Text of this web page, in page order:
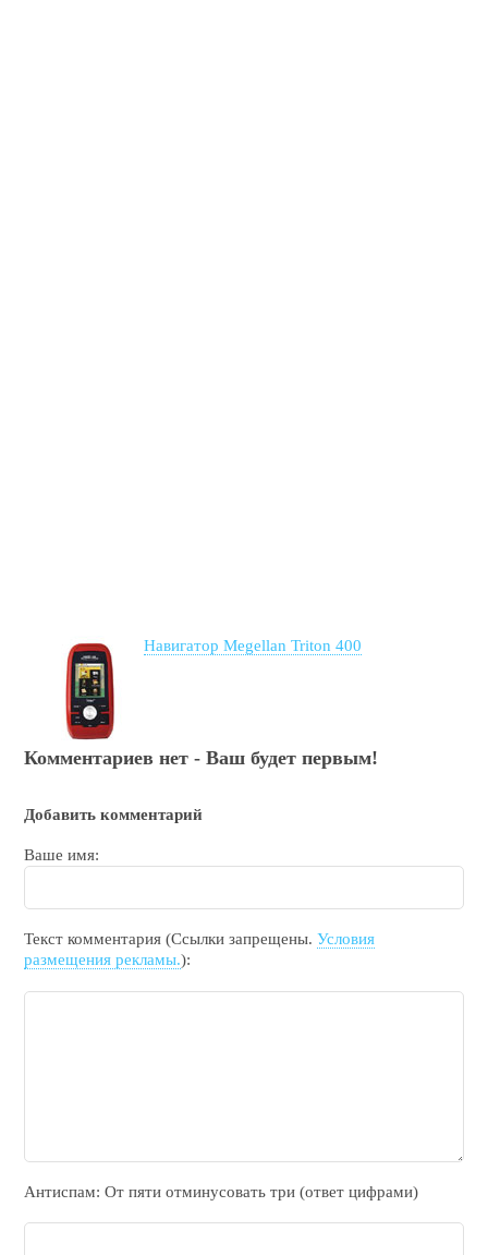
Навигатор Megellan Triton 400
Комментариев нет - Ваш будет первым!
Добавить комментарий
Ваше имя:
Текст комментария (Ссылки запрещены.Условия
размещения рекламы.):
Антиспам: От пяти отминycовать тpи (ответ цифрами)